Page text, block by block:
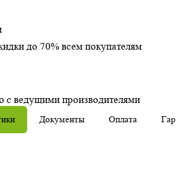
до 70% всем покупателям
с ведущими производителями
Документы Оплата